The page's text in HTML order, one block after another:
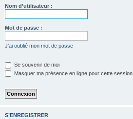
Nom d’utilisateur :
Mot de passe :
J’ai oublié mon mot de passe
Se souvenir de moi
Masquer ma présence en ligne pour cette session
S’ENREGISTRER